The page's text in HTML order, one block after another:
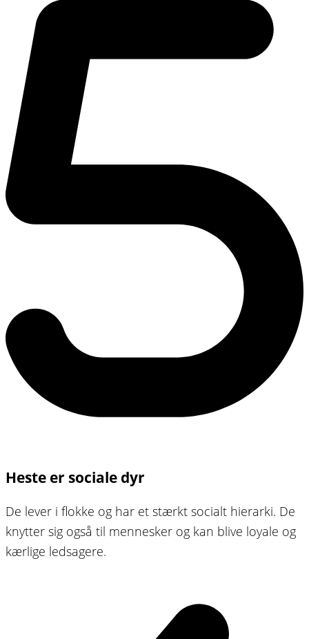
Heste er sociale dyr
De lever i flokke og har et stærkt socialt hierarki. De
knytter sig også til mennesker og kan blive loyale og
kærlige ledsagere.